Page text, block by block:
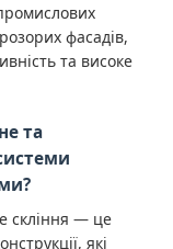
фасадів,
та високе
та
скління — це
які